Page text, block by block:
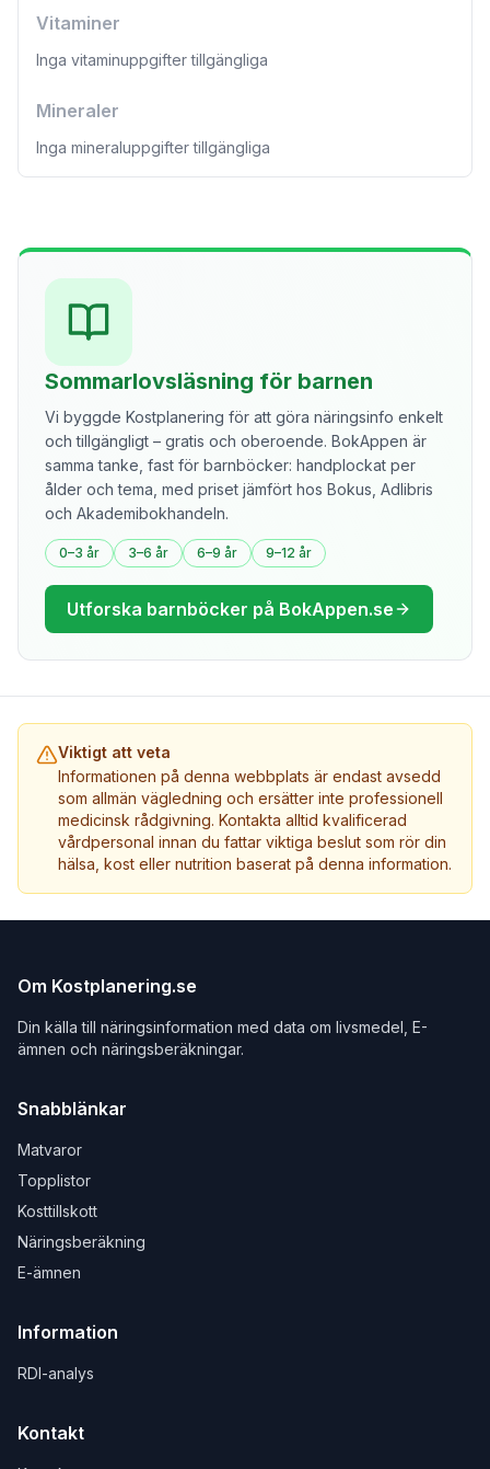
Vitaminer
Inga vitaminuppgifter tillgängliga
Mineraler
Inga mineraluppgifter tillgängliga
Sommarlovsläsning för barnen
Vi byggde Kostplanering för att göra näringsinfo enkelt
och tillgängligt – gratis och oberoende. BokAppen är
samma tanke, fast för barnböcker: handplockat per
ålder och tema, med priset jämfört hos Bokus, Adlibris
och Akademibokhandeln.
0–3 år 3–6 år 6–9 år 9–12 år
Utforska barnböcker på BokAppen.se
Viktigt att veta
Informationen på denna webbplats är endast avsedd
som allmän vägledning och ersätter inte professionell
medicinsk rådgivning. Kontakta alltid kvalificerad
vårdpersonal innan du fattar viktiga beslut som rör din
hälsa, kost eller nutrition baserat på denna information.
Om Kostplanering.se
Din källa till näringsinformation med data om livsmedel, E-
ämnen och näringsberäkningar.
Snabblänkar
Matvaror
Topplistor
Kosttillskott
Näringsberäkning
E-ämnen
Information
RDI-analys
Kontakt